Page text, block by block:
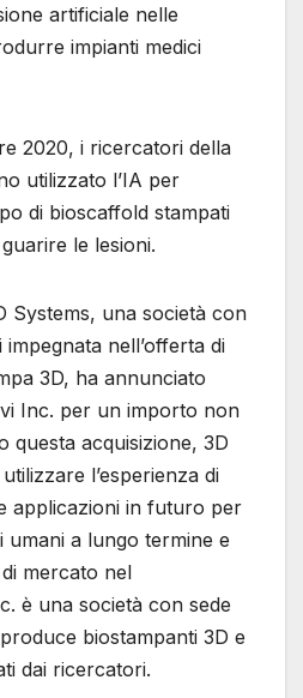
artificiale nelle
impianti medici
2020, i ricercatori della
utilizzato l’IA per
di bioscaffold stampati
le lesioni.
Systems, una società con
nell’offerta di
3D, ha annunciato
Inc. per un importo non
questa acquisizione, 3D
l’esperienza di
applicazioni in futuro per
umani a lungo termine e
mercato nel
è una società con sede
biostampanti 3D e
dai ricercatori.